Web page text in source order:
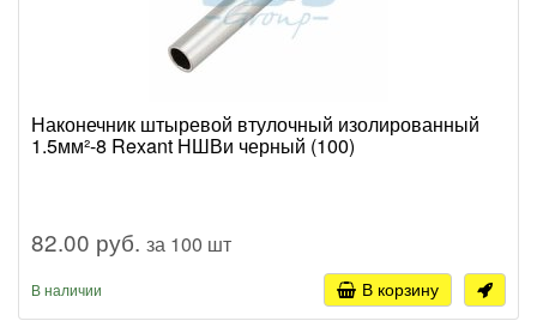
Наконечник штыревой втулочный изолированный
1.5мм²-8 Rexant НШВи черный (100)
82.00 руб. за 100 шт
В наличии В корзину